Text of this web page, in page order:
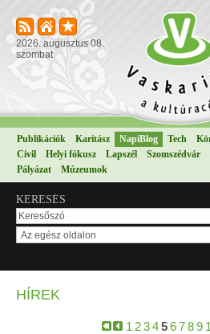
2026. augusztus 08.
szombat
Publikációk Karitász NapiBlog Tech
Civil
Helyi fókusz Lapszél Szomszédvár
Pályázat
Múzeumok
KERESÉS
HÍREK
1 23456789